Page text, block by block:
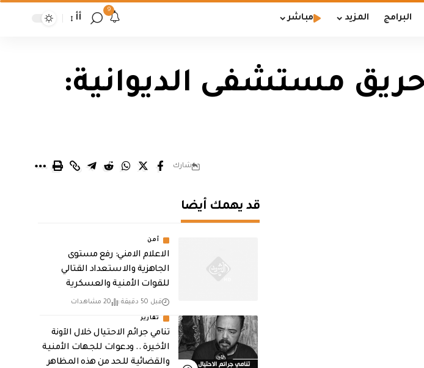
البرامج المزيد مباشر
9
أأ
حريق مستشفى الديوانية:
شارك
قد يهمك أيضا
أمن
الاعلام الامني: رفع مستوى
الجاهزية والاستعداد القتالي
للقوات الأمنية والعسكرية
قبل 50 دقيقة 20 مشاهدات
تقارير
تنامي جرائم الاحتيال خلال الآونة
الأخيرة .. ودعوات للجهات الأمنية
والقضائية للحد من هذه المظاهر